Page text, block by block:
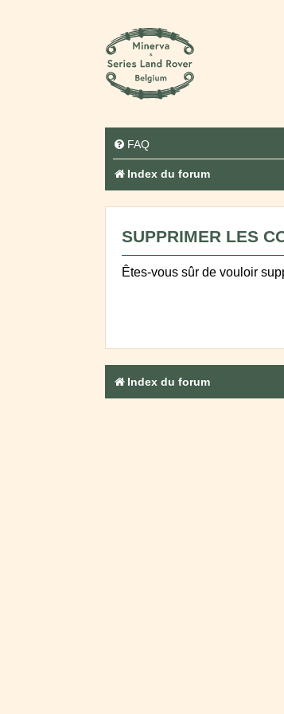
FAQ
Index du forum
SUPPRIMER LES
Êtes-vous sûr de vouloir
Index du forum